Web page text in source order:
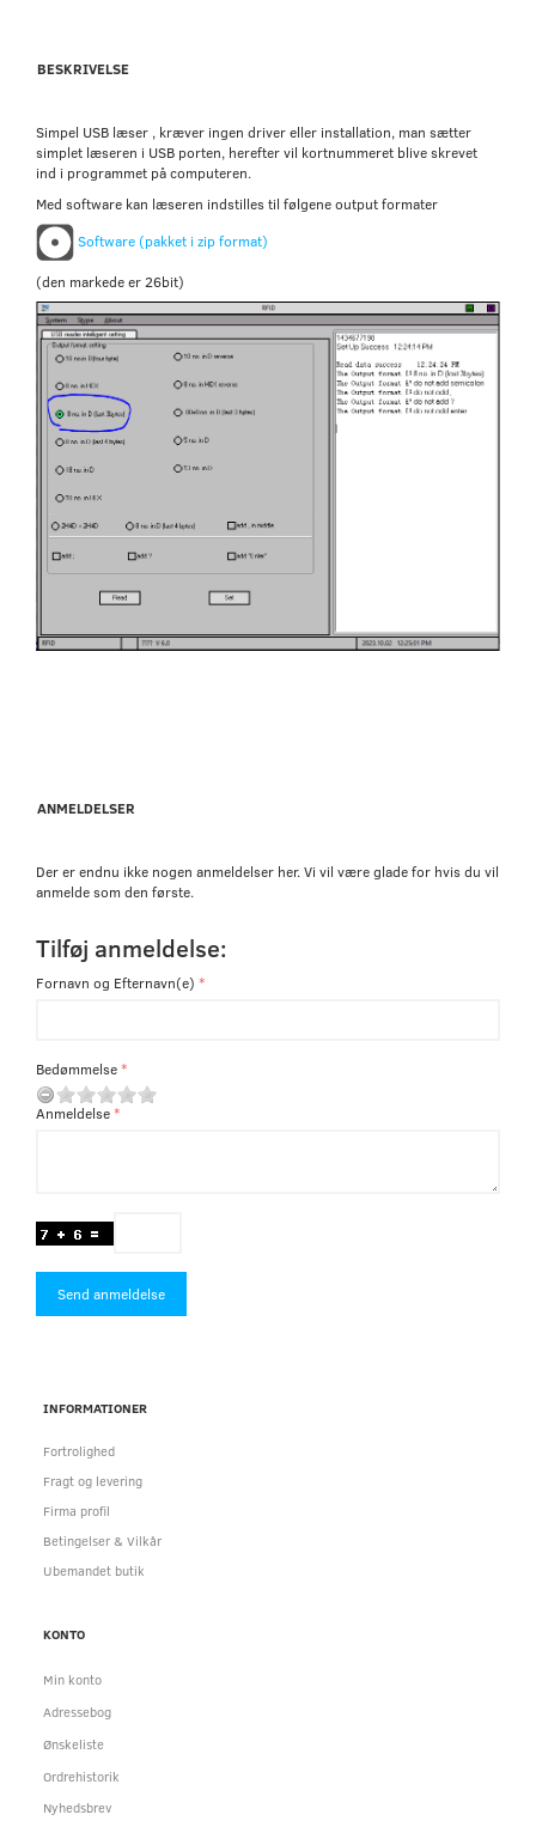
BESKRIVELSE
Simpel USB læser , kræver ingen driver eller installation, man sætter
simplet læseren i USB porten, herefter vil kortnummeret blive skrevet
ind i programmet på computeren.
Med software kan læseren indstilles til følgene output formater
Software (pakket i zip format)
(den markede er 26bit)
ANMELDELSER
Der er endnu ikke nogen anmeldelser her. Vi vil være glade for hvis du vil
anmelde som den første.
Tilføj anmeldelse:
Fornavn og Efternavn(e)
Bedømmelse
Anmeldelse
Send anmeldelse
INFORMATIONER
Fortrolighed
Fragt og levering
Firma profil
Betingelser & Vilkår
Ubemandet butik
KONTO
Min konto
Adressebog
Ønskeliste
Ordrehistorik
Nyhedsbrev